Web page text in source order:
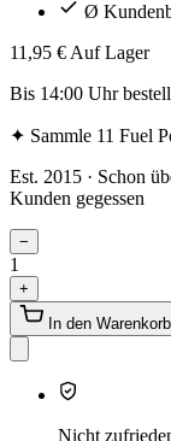
Ø
11,95 € Auf Lager
Bis 14:00 Uhr
✦ Sammle 11 Fuel
Est. 2015 · Schon
Kunden gegessen
−
1
+
In den Warenkorb
Nicht